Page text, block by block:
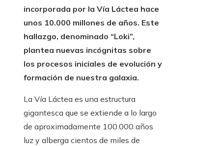
incorporada por la Vía Láctea hace
unos 10.000 millones de años. Este
hallazgo, denominado “Loki”,
plantea nuevas incógnitas sobre
los procesos iniciales de evolución y
formación de nuestra galaxia.
La Vía Láctea es una estructura
gigantesca que se extiende a lo largo
de aproximadamente 100.000 años
luz y alberga cientos de miles de